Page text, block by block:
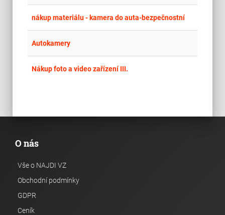
nákup materiálu - kamera do auta-bezpečnostní
Autokamery
Nákup foto a video zařízení III.
O nás
Vše o NAJDI VZ
Obchodní podmínky
GDPR
Ceník